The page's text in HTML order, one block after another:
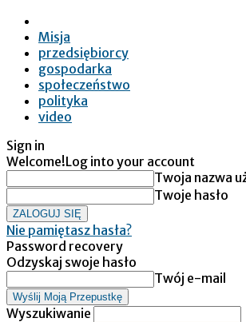
Misja
przedsiębiorcy
gospodarka
społeczeństwo
polityka
video
Sign in
Welcome!Log into your account
Twoja nazwa
Twoje hasło
Nie pamiętasz hasła?
Password recovery
Odzyskaj swoje hasło
Twój e-mail
Wyszukiwanie